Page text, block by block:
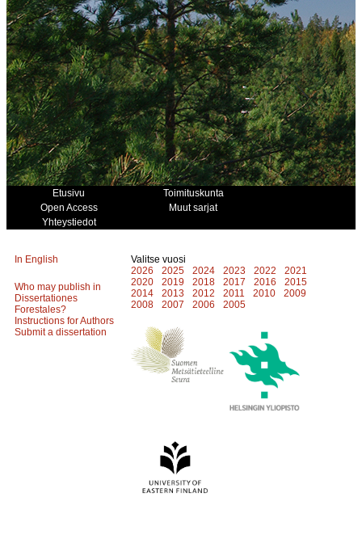
Etusivu
Toimituskunta
Open Access
Muut sarjat
Yhteystiedot
In English
Who may publish in
Dissertationes
Forestales?
Instructions for Authors
Submit a dissertation
Valitse vuosi
2026
2025 2024 2023 2022
2021
2020
2019 2018 2017 2016
2015
2014
2013 2012 2011 2010
2009
2008
2007 2006 2005